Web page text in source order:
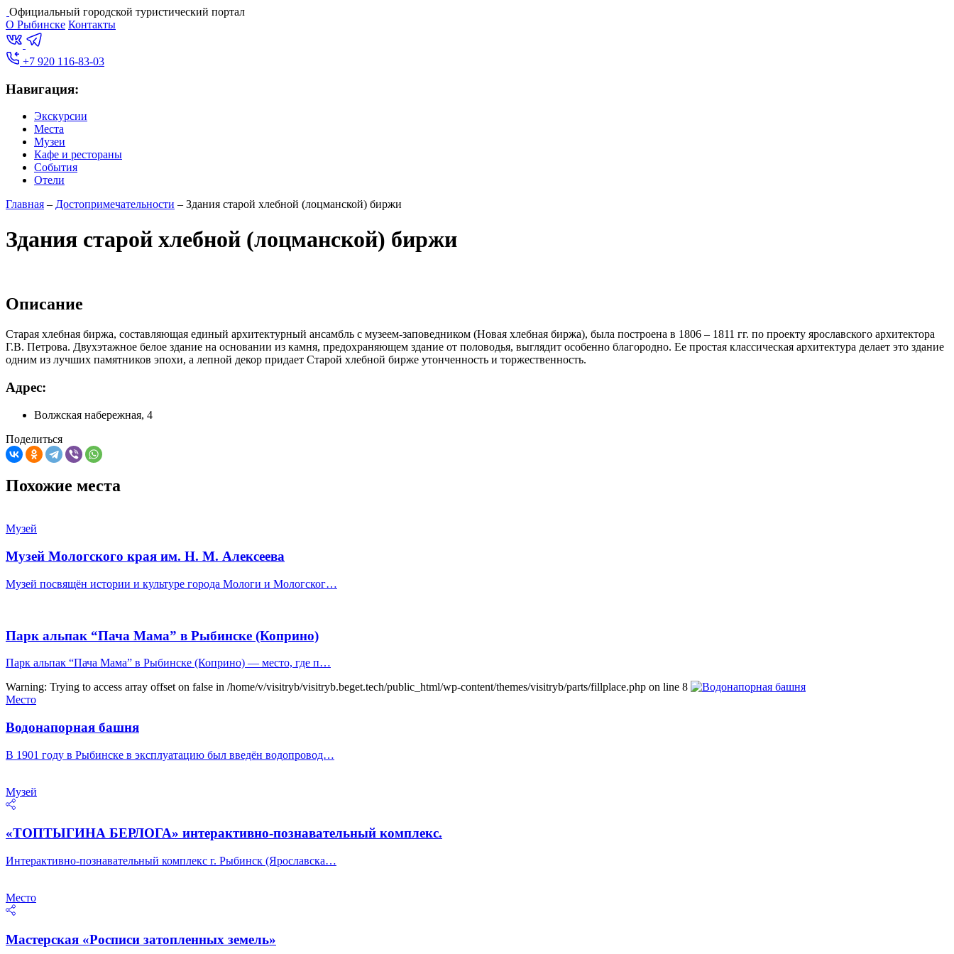
Официальный городской туристический портал
О Рыбинске Контакты
+7 920 116-83-03
Навигация:
Экскурсии
Места
Музеи
Кафе и рестораны
События
Отели
Главная – Достопримечательности – Здания старой хлебной (лоцманской) биржи
Здания старой хлебной (лоцманской) биржи
Описание
Старая хлебная биржа, составляющая единый архитектурный ансамбль с музеем-заповедником (Новая хлебная биржа), была построена в 1806 – 1811 гг. по проекту ярославского архитектора
Г.В. Петрова. Двухэтажное белое здание на основании из камня, предохраняющем здание от половодья, выглядит особенно благородно. Ее простая классическая архитектура делает это здание
одним из лучших памятников эпохи, а лепной декор придает Старой хлебной бирже утонченность и торжественность.
Адрес:
Волжская набережная, 4
Поделиться
Похожие места
Музей
Музей Мологского края им. Н. М. Алексеева
Музей посвящён истории и культуре города Мологи и Мологског…
Парк альпак “Пача Мама” в Рыбинске (Коприно)
Парк альпак “Пача Мама” в Рыбинске (Коприно) — место, где п…
Warning: Trying to access array offset on false in /home/v/visitryb/visitryb.beget.tech/public_html/wp-content/themes/visitryb/parts/fillplace.php on line 8
Место
Водонапорная башня
В 1901 году в Рыбинске в эксплуатацию был введён водопровод…
Музей
«ТОПТЫГИНА БЕРЛОГА» интерактивно-познавательный комплекс.
Интерактивно-познавательный комплекс г. Рыбинск (Ярославска…
Место
Мастерская «Росписи затопленных земель»